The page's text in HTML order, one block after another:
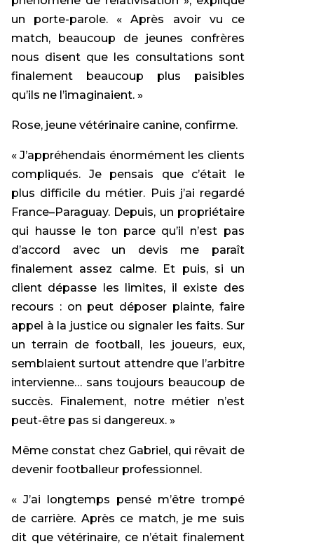
un porte-parole. « Après avoir vu ce
match, beaucoup de jeunes confrères
nous disent que les consultations sont
finalement beaucoup plus paisibles
qu’ils ne l’imaginaient. »
Rose, jeune vétérinaire canine, confirme.
« J’appréhendais énormément les clients
compliqués. Je pensais que c’était le
plus difficile du métier. Puis j’ai regardé
France–Paraguay. Depuis, un propriétaire
qui hausse le ton parce qu’il n’est pas
d’accord avec un devis me paraît
finalement assez calme. Et puis, si un
client dépasse les limites, il existe des
recours : on peut déposer plainte, faire
appel à la justice ou signaler les faits. Sur
un terrain de football, les joueurs, eux,
semblaient surtout attendre que l’arbitre
intervienne… sans toujours beaucoup de
succès. Finalement, notre métier n’est
peut-être pas si dangereux. »
Même constat chez Gabriel, qui rêvait de
devenir footballeur professionnel.
« J’ai longtemps pensé m’être trompé
de carrière. Après ce match, je me suis
dit que vétérinaire, ce n’était finalement